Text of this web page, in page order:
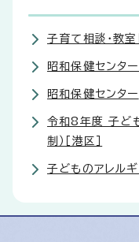
子育て相談・教室
昭和保健センタ
昭和保健センター
令和8年度 子ど
制）［港区］
子どものアレルギ